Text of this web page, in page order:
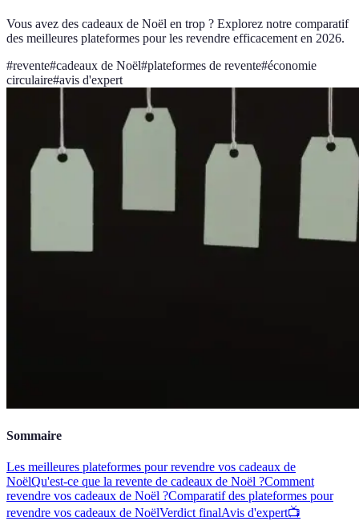
Vous avez des cadeaux de Noël en trop ? Explorez notre comparatif
des meilleures plateformes pour les revendre efficacement en 2026.
#revente#cadeaux de Noël#plateformes de revente#économie
circulaire#avis d'expert
Sommaire
Les meilleures plateformes pour revendre vos cadeaux de
NoëlQu'est-ce que la revente de cadeaux de Noël ?Comment
revendre vos cadeaux de Noël ?Comparatif des plateformes pour
revendre vos cadeaux de NoëlVerdict finalAvis d'expert📺